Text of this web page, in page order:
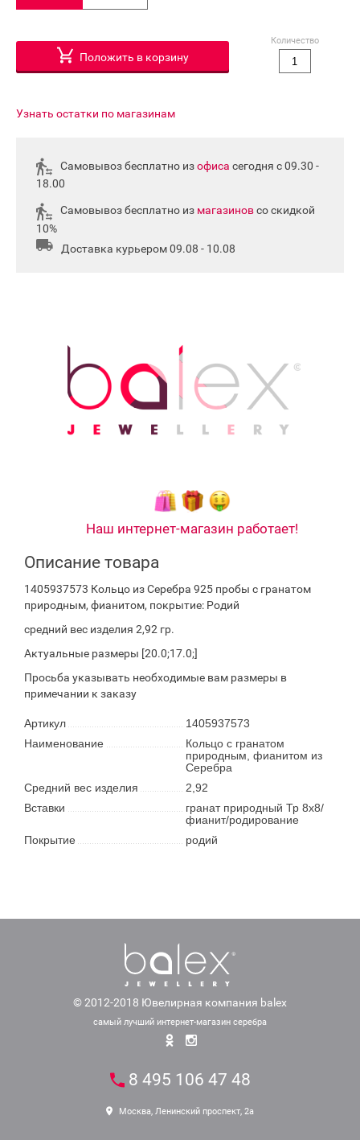
Положить в корзину
Количество
Узнать остатки по магазинам
Самовывоз бесплатно изофиса сегодня с 09.30 -
18.00
Самовывоз бесплатно из магазиновсо скидкой
10%
Доставка курьером 09.08 - 10.08
Наш интернет-магазин работает!
Описание товара
1405937573 Кольцо из Серебра 925 пробы с гранатом
природным, фианитом, покрытие: Родий
средний вес изделия 2,92 гр.
Актуальные размеры [20.0;17.0;]
Просьба указывать необходимые вам размеры в
примечании к заказу
Артикул
1405937573
Наименование
Кольцо с гранатом
природным, фианитом из
Серебра
Средний вес изделия
2,92
Вставки
гранат природный Тр 8х8/
фианит/родирование
Покрытие
родий
© 2012-2018 Ювелирная компания balex
самый лучший интернет-магазин серебра
8 495 106 47 48
Москва, Ленинский проспект, 2а